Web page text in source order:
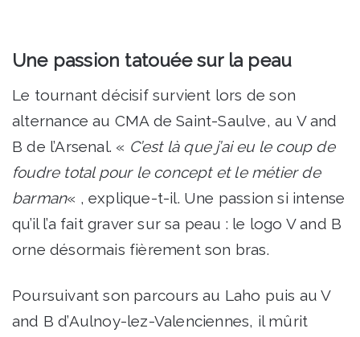
Une passion tatouée sur la peau
Le tournant décisif survient lors de son
alternance au CMA de Saint-Saulve, au V and
B de l’Arsenal. « C’est là que j’ai eu le coup de
foudre total pour le concept et le métier de
barman« , explique-t-il. Une passion si intense
qu’il l’a fait graver sur sa peau : le logo V and B
orne désormais fièrement son bras.
Poursuivant son parcours au Laho puis au V
and B d’Aulnoy-lez-Valenciennes, il mûrit